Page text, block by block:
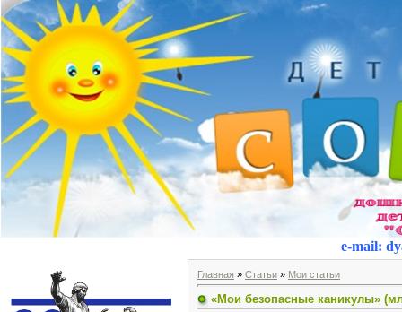
e-mail:
Главная » Статьи » Мои статьи
«Мои безопасные каникулы»